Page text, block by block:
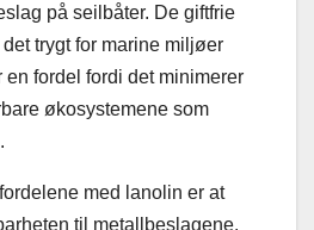
på seilbåter. De giftfrie
trygt for marine miljøer
en fordel fordi det minimerer
økosystemene som
med lanolin er at
til metallbeslagene.